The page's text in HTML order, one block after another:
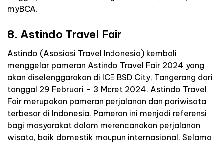
myBCA.
8. Astindo Travel Fair
Astindo (Asosiasi Travel Indonesia) kembali
menggelar pameran Astindo Travel Fair 2024 yang
akan diselenggarakan di ICE BSD City, Tangerang dari
tanggal 29 Februari – 3 Maret 2024. Astindo Travel
Fair merupakan pameran perjalanan dan pariwisata
terbesar di Indonesia. Pameran ini menjadi referensi
bagi masyarakat dalam merencanakan perjalanan
wisata, baik domestik maupun internasional. Selama